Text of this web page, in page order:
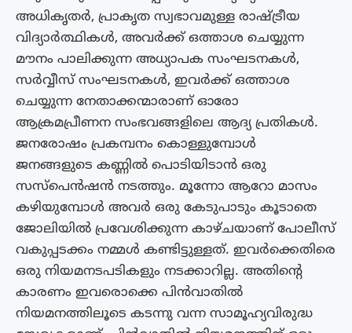
അധികൃതർ, പ്രാകൃത സ്വഭാവമുള്ള രാഷ്ട്രീയ
വിദ്യാർത്ഥികൾ, അവർക്ക് ഒത്താശ ചെയ്യുന്ന
മൗനം പാലിക്കുന്ന അധ്യാപക സംഘടനകൾ,
സർവ്വീസ് സംഘടനകൾ, ഇവർക്ക് ഒത്താശ
ചെയ്യുന്ന നേതാക്കന്മാരാണ് ഓരോ
ആക്രമപ്രീണന സംഭവങ്ങളിലെ ആദ്യ പ്രതികൾ.
ജനരോഷം പ്രകമ്പനം കൊള്ളുമ്പോൾ
ജനങ്ങളുടെ കണ്ണിൽ പൊടിയിടാൻ ഒരു
സസ്പെൻഷൻ നടത്തും. മൂന്നോ ആറോ മാസം
കഴിയുമ്പോൾ അവർ ഒരു കേടുപാടും കൂടാതെ
ജോലിയിൽ പ്രവേശിക്കുന്ന കാഴ്‌ചയാണ് പോലീസ്
വകുപ്പടക്കം നമ്മൾ കണ്ടിട്ടുള്ളത്. ഇവർക്കെതിരെ
ഒരു നിയമനടപടികളും നടക്കാറില്ല. അതിന്റെ
കാരണം ഇവരൊക്കെ പിൻവാതിൽ
നിയമനത്തിലൂടെ കടന്നു വന്ന സാമൂഹ്യവിരുദ്ധ